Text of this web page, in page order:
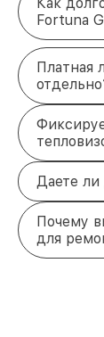
Fortuna
Платная
Даете
Почему
для